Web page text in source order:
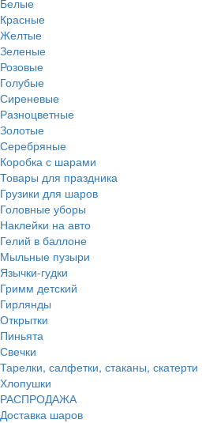
Красные
Желтые
Зеленые
Розовые
Голубые
Сиреневые
Разноцветные
Золотые
Серебряные
Коробка с шарами
Товары для праздника
Грузики для шаров
Головные уборы
Наклейки на авто
Гелий в баллоне
Мыльные пузыри
Язычки-гудки
Гримм детский
Гирлянды
Открытки
Пиньята
Свечки
Тарелки, салфетки, стаканы, скатерти
Хлопушки
РАСПРОДАЖА
Доставка шаров